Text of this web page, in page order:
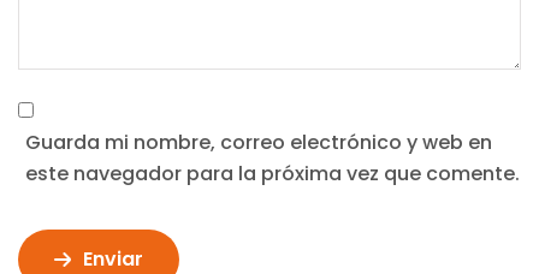
Guarda mi nombre, correo electrónico y web en
este navegador para la próxima vez que comente.
Enviar